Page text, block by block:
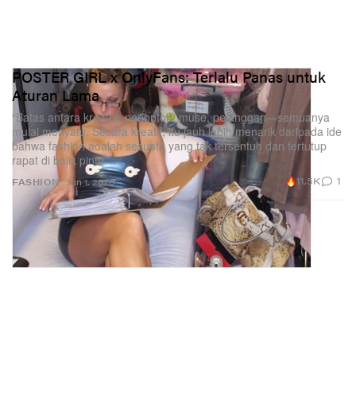
FASHION
POSTER GIRL x OnlyFans: Terlalu Panas untuk
Aturan Lama
“Batas antara kreator, penonton, muse, pelanggan—semuanya
mulai menyatu. Secara kreatif, itu jauh lebih menarik daripada ide
bahwa fashion adalah sesuatu yang tak tersentuh dan tertutup
rapat di balik pintu.”
Jun 1, 2026 11.5K 1